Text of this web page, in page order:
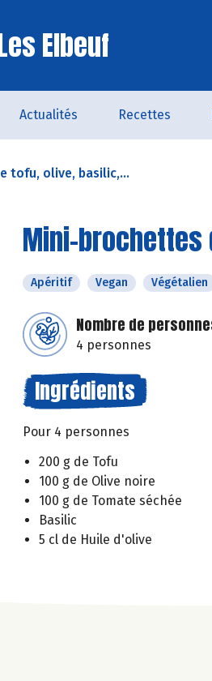
Elbeuf
Actualités Recettes
tofu, olive, basilic,...
Mini-brochettes
Apéritif Vegan Végétalien
Nombre de
4 personnes
Ingrédients
Pour 4 personnes
200 g de Tofu
100 g de Olive noire
100 g de Tomate séchée
Basilic
5 cl de Huile d'olive